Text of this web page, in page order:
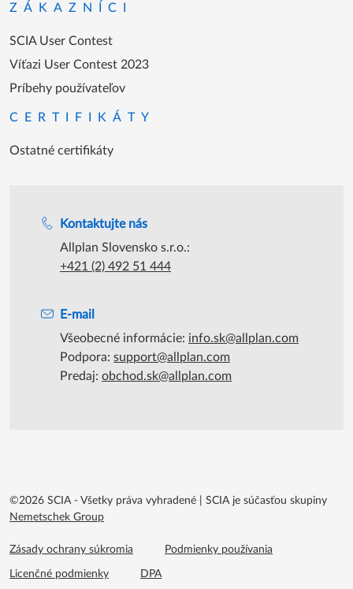
Kontaktujte nás
Allplan Slovensko s.r.o.:
+421 (2) 492 51 444
E-mail
Všeobecné informácie: info.sk@allplan.com
Podpora: support@allplan.com
Predaj: obchod.sk@allplan.com
ZÁKAZNÍCI
SCIA User Contest
Víťazi User Contest 2023
Príbehy používateľov
CERTIFIKÁTY
Ostatné certifikáty
©2026 SCIA - Všetky práva vyhradené
SCIA je súčasťou skupiny
Nemetschek Group
Footer menu extra
Zásady ochrany súkromia Podmienky používania
Licenčné podmienky DPA